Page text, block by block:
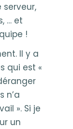
… et
!
Il y a
qui est «
n’a
». Si je
un